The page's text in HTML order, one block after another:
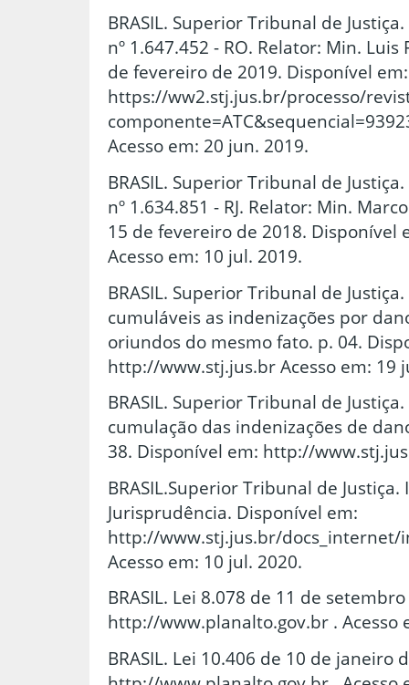
BRASIL. Superior Tribunal de
nº 1.647.452 - RO. Relator: Min.
de fevereiro de 2019. Disponível em:
https://ww2.stj.jus.br/processo/
Acesso em: 20 jun. 2019.
BRASIL. Superior Tribunal de
nº 1.634.851 - RJ. Relator: Min.
15 de fevereiro de 2018.
Acesso em: 10 jul. 2019.
BRASIL. Superior Tribunal de
cumuláveis as indenizações por
oriundos do mesmo fato. p. 04.
http://www.stj.jus.br Acesso em: 19
BRASIL. Superior Tribunal de
cumulação das indenizações de
38. Disponível em: http://
BRASIL.Superior Tribunal de
Jurisprudência. Disponível em:
http://www.stj.jus.br/docs_internet/
Acesso em: 10 jul. 2020.
BRASIL. Lei 8.078 de 11 de
http://www.planalto.gov.br . Acesso
BRASIL. Lei 10.406 de 10 de janeiro